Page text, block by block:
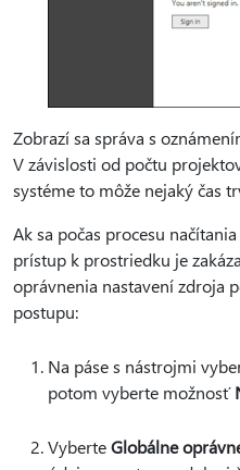
Zobrazí sa správa s
V závislosti od počtu
systéme to môže nejaký čas
Ak sa počas procesu
prístup k prostriedku je
oprávnenia nastavení zdroja
postupu:
Na páse s nástrojmi
potom vyberte možnosť
VyberteGlobálne